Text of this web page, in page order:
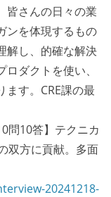
皆さんの日々の業
ンを体現するもの
解し、的確な解決
ダクトを使い、
す。CRE課の最
問10答】テクニカ
双方に貢献。多面
20241218-